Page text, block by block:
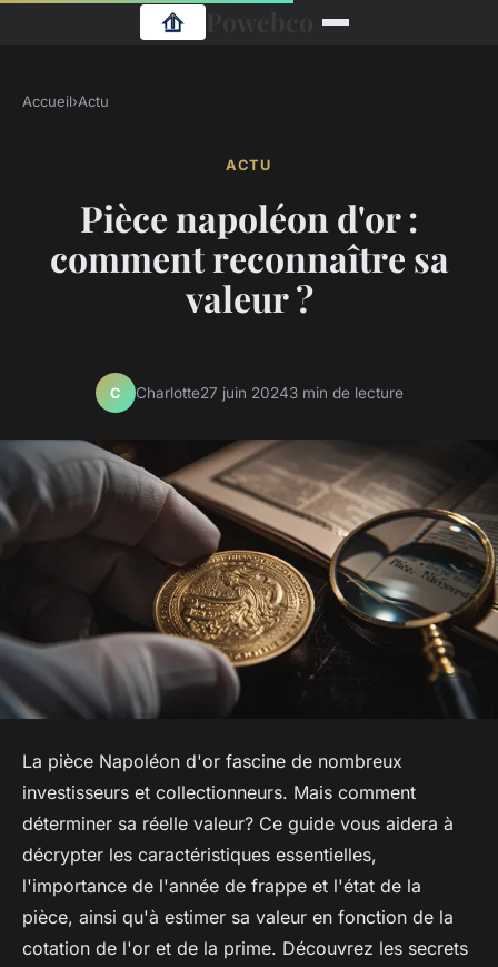
Accueil›Actu
ACTU
Pièce napoléon d'or :
comment reconnaître sa
valeur ?
C Charlotte27 juin 20243 min de lecture
La pièce Napoléon d'or fascine de nombreux
investisseurs et collectionneurs. Mais comment
déterminer sa réelle valeur? Ce guide vous aidera à
décrypter les caractéristiques essentielles,
l'importance de l'année de frappe et l'état de la
pièce, ainsi qu'à estimer sa valeur en fonction de la
cotation de l'or et de la prime. Découvrez les secrets